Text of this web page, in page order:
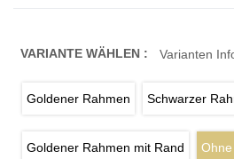
VARIANTE WÄHLEN : Varianten
Goldener Rahmen Schwarzer
Goldener Rahmen mit Rand